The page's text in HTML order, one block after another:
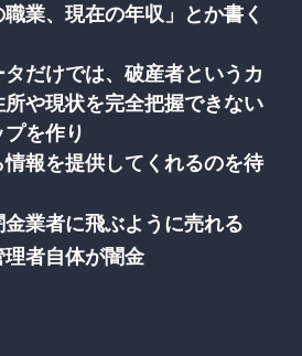
業、現在の年収」とか書く
だけでは、破産者というカ
や現状を完全把握できない
を作り
報を提供してくれるのを待
業者に飛ぶように売れる
者自体が闇金